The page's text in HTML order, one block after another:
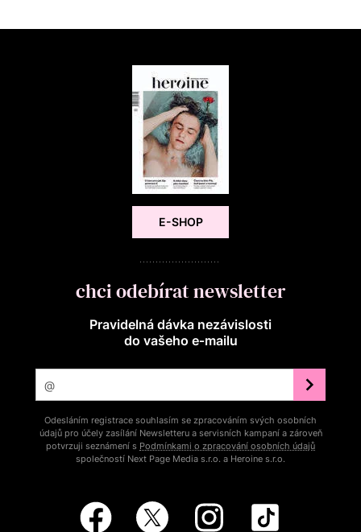
E-SHOP
chci odebírat newsletter
Pravidelná dávka nezávislosti
do vašeho e‑mailu
Odesláním registrace souhlasím se zpracováním svých osobních
údajů pro účely zasílání Newsletteru a servisních kampaní a zároveň
potvrzuji seznámení s Podmínkami o zpracování osobních údajů
společností Next Page Media s.r.o. a Heroine s.r.o.